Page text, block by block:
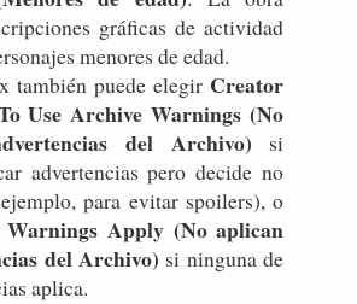
gráficas de actividad
menores de edad.
también puede elegir Creator
Use Archive Warnings (No
del Archivo) si
advertencias pero decide no
para evitar spoilers), o
Apply (No aplican
del Archivo) si ninguna de
aplica.